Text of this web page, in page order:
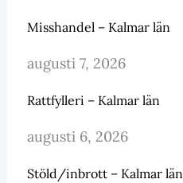
Misshandel – Kalmar län
augusti 7, 2026
Rattfylleri – Kalmar län
augusti 6, 2026
Stöld/inbrott – Kalmar län